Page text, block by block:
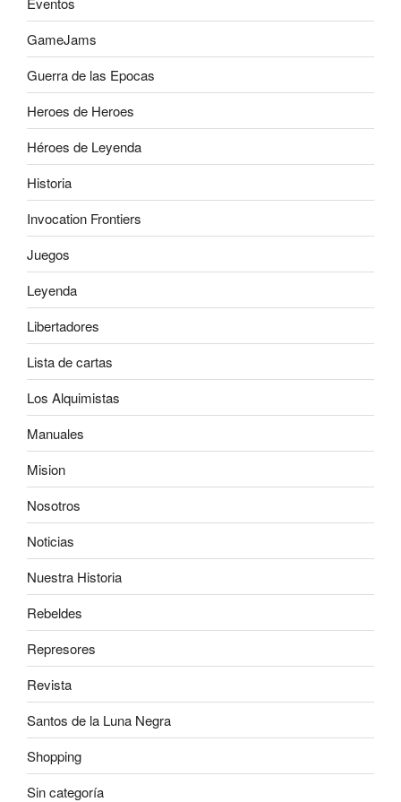
GameJams
Guerra de las Epocas
Heroes de Heroes
Héroes de Leyenda
Historia
Invocation Frontiers
Juegos
Leyenda
Libertadores
Lista de cartas
Los Alquimistas
Manuales
Mision
Nosotros
Noticias
Nuestra Historia
Rebeldes
Represores
Revista
Santos de la Luna Negra
Shopping
Sin categoría